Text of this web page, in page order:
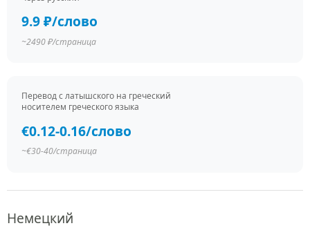
9.9 ₽/слово
~2490 ₽/страница
Перевод c латышского на греческий
носителем греческого языка
€0.12-0.16/слово
~€30-40/страница
Немецкий